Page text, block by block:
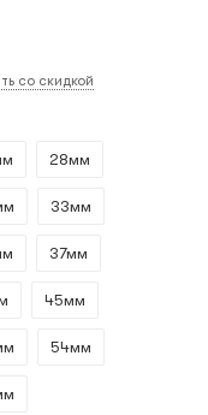
со скидкой
28мм
33мм
37мм
45мм
54мм